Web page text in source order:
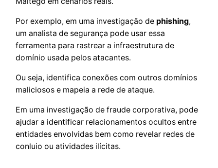
Por exemplo, em uma investigação de phishing,
um analista de segurança pode usar essa
ferramenta para rastrear a infraestrutura de
domínio usada pelos atacantes.
Ou seja, identifica conexões com outros domínios
maliciosos e mapeia a rede de ataque.
Em uma investigação de fraude corporativa, pode
ajudar a identificar relacionamentos ocultos entre
entidades envolvidas bem como revelar redes de
conluio ou atividades ilícitas.